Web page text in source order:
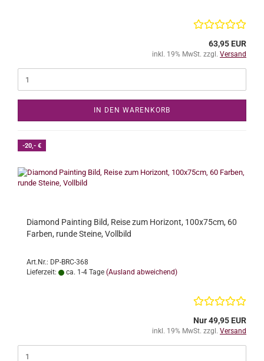
63,95 EUR
inkl. 19% MwSt. zzgl. Versand
IN DEN WARENKORB
-20,- €
Diamond Painting Bild, Reise zum Horizont, 100x75cm, 60
Farben, runde Steine, Vollbild
Art.Nr.: DP-BRC-368
Lieferzeit:
ca. 1-4 Tage (Ausland abweichend)
Nur 49,95 EUR
inkl. 19% MwSt. zzgl. Versand